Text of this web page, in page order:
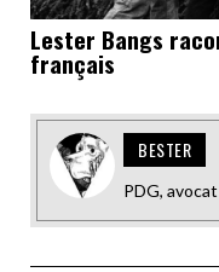
Lester Bangs
français
BESTER
PDG,